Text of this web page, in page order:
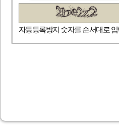
자동등록방지 숫자를 순서대로